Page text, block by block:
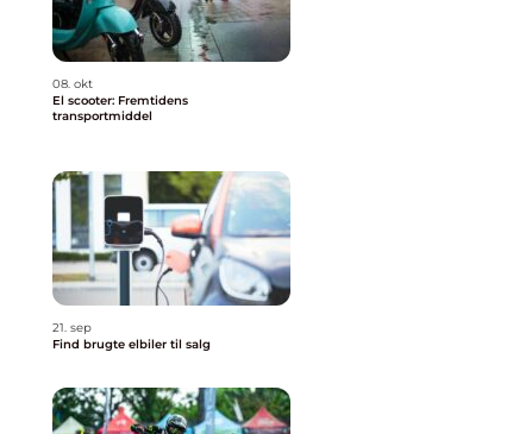
08. okt
El scooter: Fremtidens
transportmiddel
21. sep
Find brugte elbiler til salg